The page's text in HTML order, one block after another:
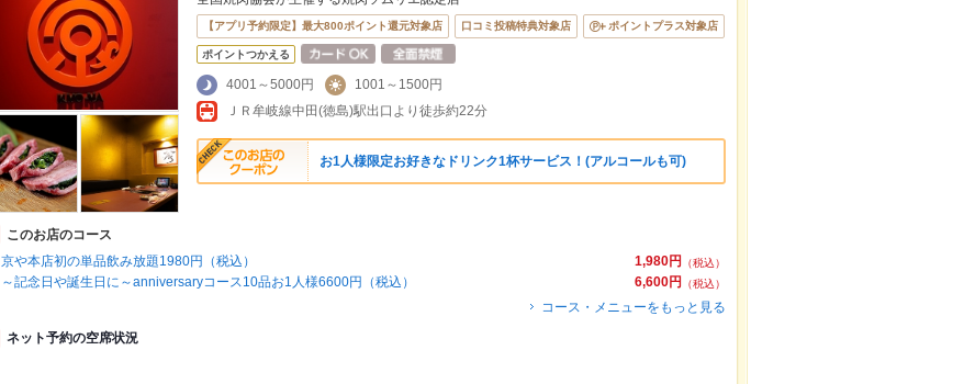
【アプリ予約限定】最大800ポイント還元対象店 口コミ投稿特典対象店 ポイントプラス対象店
ポイントつかえる
4001～5000円
1001～1500円
ＪＲ牟岐線中田(徳島)駅出口より徒歩約22分
お1人様限定お好きなドリンク1杯サービス！(アルコールも可)
このお店のコース
1,980円
（税込）
京や本店初の単品飲み放題1980円（税込）
6,600円
（税込）
～記念日や誕生日に～anniversaryコース10品お1人様6600円（税込）
コース・メニューをもっと見る
ネット予約の空席状況